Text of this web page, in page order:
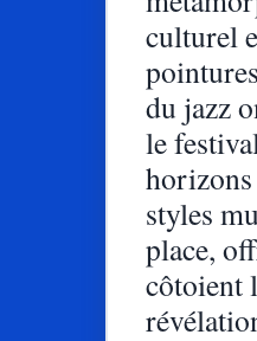
culturel
du jazz
le
horizons
styles
place,
côtoient